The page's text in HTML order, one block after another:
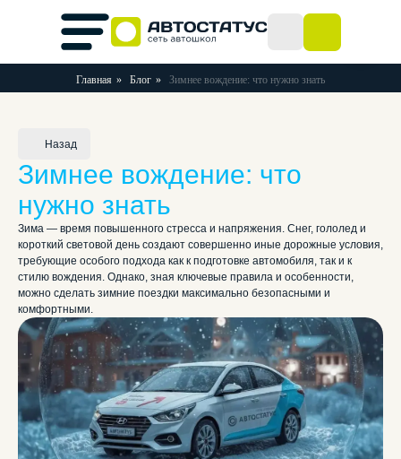
Главная » Блог » Зимнее вождение: что нужно знать
Назад
Зимнее вождение: что
нужно знать
Зима — время повышенного стресса и напряжения. Снег, гололед и
короткий световой день создают совершенно иные дорожные условия,
требующие особого подхода как к подготовке автомобиля, так и к
стилю вождения. Однако, зная ключевые правила и особенности,
можно сделать зимние поездки максимально безопасными и
комфортными.